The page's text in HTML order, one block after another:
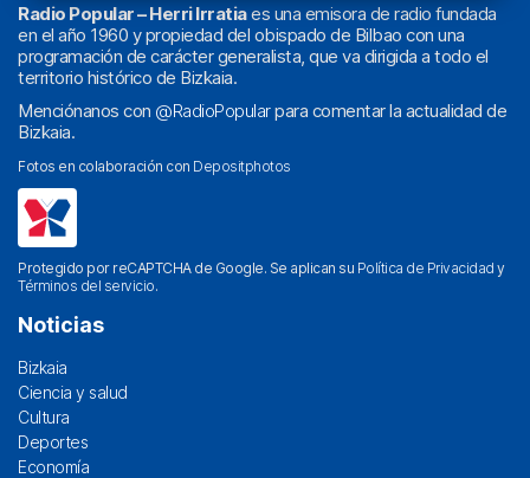
Radio Popular – Herri Irratiaes una emisora de radio fundada
en el año 1960 y propiedad del obispado de Bilbao con una
programación de carácter generalista, que va dirigida a todo el
territorio histórico de Bizkaia.
Menciónanos con @RadioPopularpara comentar la actualidad de
Bizkaia.
Fotos en colaboración con Depositphotos
Protegido por reCAPTCHA de Google. Se aplican su Política de Privacidad y
Términos del servicio.
Noticias
Bizkaia
Ciencia y salud
Cultura
Deportes
Economía